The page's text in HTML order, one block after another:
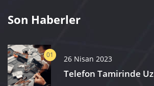
Son Haberler
01 26 Nisan 2023
Telefon Tamirinde Uz